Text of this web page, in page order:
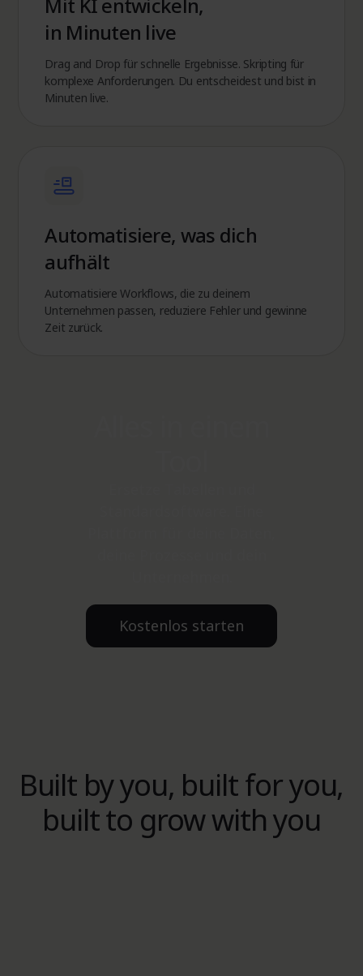
Kostenlos starten
Mit KI entwickeln,
in Minuten live
Drag and Drop für schnelle Ergebnisse. Skripting für
komplexe Anforderungen. Du entscheidest und bist in
Minuten live.
Automatisiere, was dich
aufhält
Automatisiere Workflows, die zu deinem
Unternehmen passen, reduziere Fehler und gewinne
Zeit zurück.
Built by you, built for you,
built to grow with you